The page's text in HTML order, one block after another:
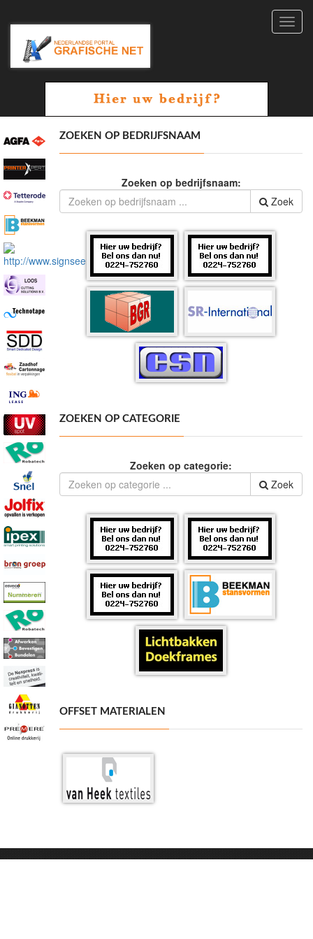
ZOEKEN OP BEDRIJFSNAAM
Zoeken op bedrijfsnaam:
Zoek
ZOEKEN OP CATEGORIE
Zoeken op categorie:
Zoek
OFFSET MATERIALEN